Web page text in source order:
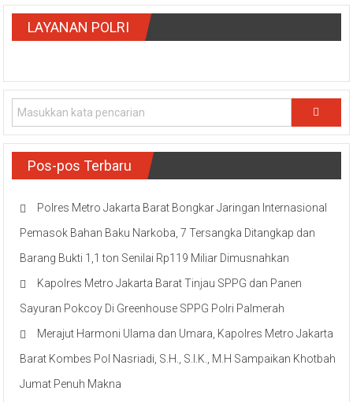
LAYANAN POLRI
Pos-pos Terbaru
Polres Metro Jakarta Barat Bongkar Jaringan Internasional
Pemasok Bahan Baku Narkoba, 7 Tersangka Ditangkap dan
Barang Bukti 1,1 ton Senilai Rp119 Miliar Dimusnahkan
Kapolres Metro Jakarta Barat Tinjau SPPG dan Panen
Sayuran Pokcoy Di Greenhouse SPPG Polri Palmerah
Merajut Harmoni Ulama dan Umara, Kapolres Metro Jakarta
Barat Kombes Pol Nasriadi, S.H., S.I.K., M.H Sampaikan Khotbah
Jumat Penuh Makna